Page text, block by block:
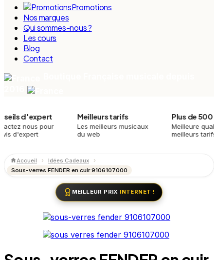
Promotions
Nos marques
Qui sommes-nous ?
Les cours
Blog
Contact
d'expert
nous pour
Meilleurs tarifs
Les meilleurs musicaux
du web
Plus de 500
Meilleure qualité,
meilleurs tarifs
Accueil
Idées Cadeaux
Sous-verres FENDER en cuir 9106107000
MEILLEUR PRIX INTERNET !